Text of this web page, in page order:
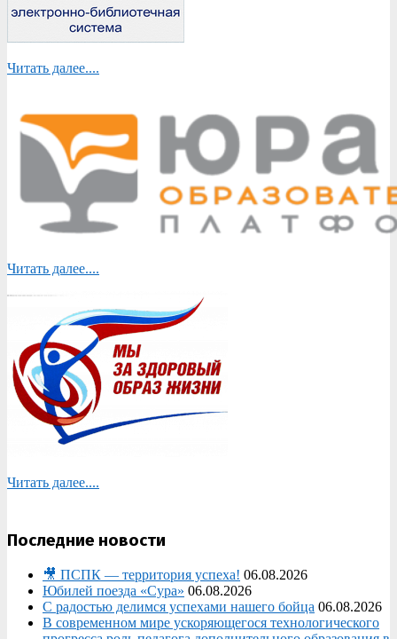
Читать далее....
Читать далее....
Читать далее....
Последние новости
🎥 ПСПК — территория успеха! 06.08.2026
Юбилей поезда «Сура» 06.08.2026
С радостью делимся успехами нашего бойца 06.08.2026
В современном мире ускоряющегося технологического